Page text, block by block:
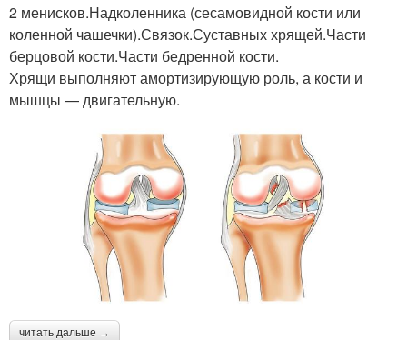
2 менисков.Надколенника (сесамовидной кости или
коленной чашечки).Связок.Суставных хрящей.Части
берцовой кости.Части бедренной кости.
Хрящи выполняют амортизирующую роль, а кости и
мышцы — двигательную.
читать дальше →